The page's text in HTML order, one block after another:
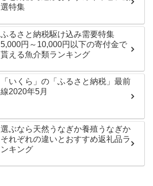
選特集
ふるさと納税駆け込み需要特集
5,000円～10,000円以下の寄付金で
貰える魚介類ランキング
「いくら」の「ふるさと納税」最前
線2020年5月
選ぶなら天然うなぎか養殖うなぎか
それぞれの違いとおすすめ返礼品ラ
ンキング